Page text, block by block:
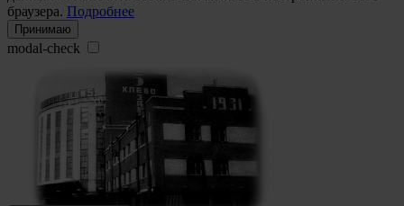
браузера. Подробнее
Принимаю
modal-check